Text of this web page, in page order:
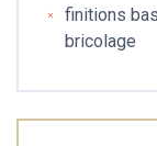
finitions
bricolage